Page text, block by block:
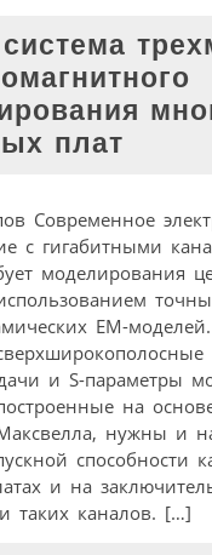
плат
Современное
с гигабитными
моделирования
EM-
и S-параметры
на
нужны и
способности
и на
таких каналов. […]